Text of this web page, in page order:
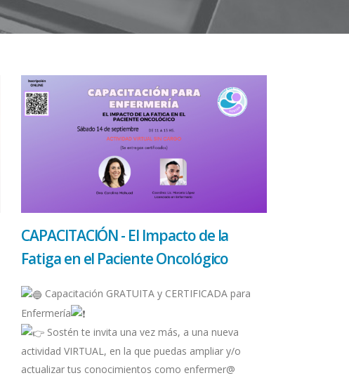
CAPACITACIÓN - El Impacto de la
Fatiga en el Paciente Oncológico
Capacitación GRATUITA y CERTIFICADA para
Enfermería
Sostén te invita una vez más, a una nueva
actividad VIRTUAL, en la que puedas ampliar y/o
actualizar tus conocimientos como enfermer@